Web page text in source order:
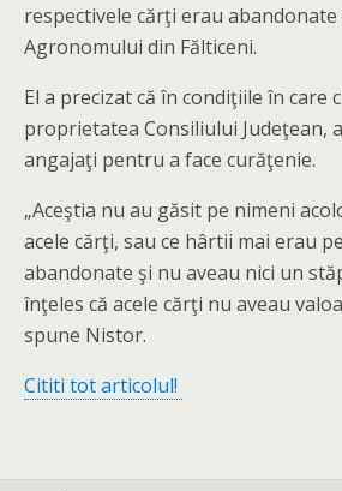
respectivele cărţi erau abandonate
Agronomului din Fălticeni.
El a precizat că în condiţiile în care
proprietatea Consiliului Judeţean,
angajaţi pentru a face curăţenie.
„Aceştia nu au găsit pe nimeni
acele cărţi, sau ce hârtii mai erau
abandonate şi nu aveau nici un
înţeles că acele cărţi nu aveau
spune Nistor.
Cititi tot articolul!